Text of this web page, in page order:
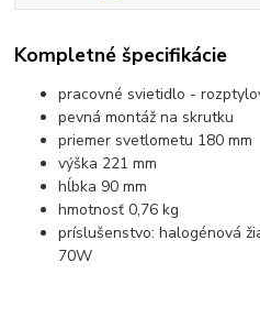
Kompletné špecifikácie
pracovné svietidlo -
pevná montáž na skrutku
priemer svetlometu 180 mm
výška 221 mm
hĺbka 90 mm
hmotnosť 0,76 kg
príslušenstvo: halogénová
70W